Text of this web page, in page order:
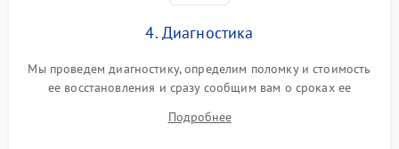
4. Диагностика
Мы проведем диагностику, определим поломку и стоимость
ее восстановления и сразу сообщим вам о сроках ее
Подробнее